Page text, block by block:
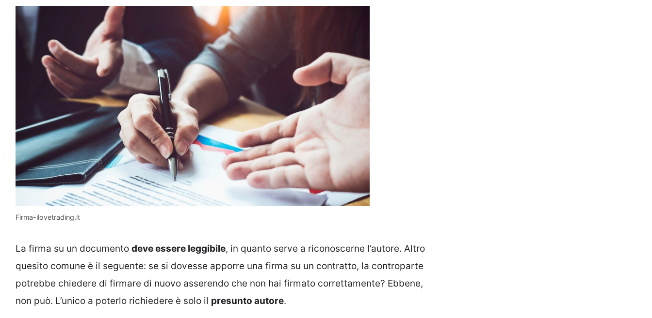
Firma-ilovetrading.it
La firma su un documento deve essere leggibile, in quanto serve a riconoscerne l’autore. Altro
quesito comune è il seguente: se si dovesse apporre una firma su un contratto, la controparte
potrebbe chiedere di firmare di nuovo asserendo che non hai firmato correttamente? Ebbene,
non può. L’unico a poterlo richiedere è solo il presunto autore.